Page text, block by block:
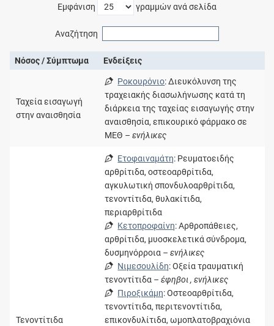
Εμφάνιση γραμμών ανά σελίδα
Αναζήτηση
Νόσος / Σύμπτωμα Ενδείξεις
Ταχεία εισαγωγή
στην αναισθησία
Ροκουρόνιο: Διευκόλυνση της
τραχειακής διασωλήνωσης κατά τη
διάρκεια της ταχείας εισαγωγής στην
αναισθησία, επικουρικό φάρμακο σε
ΜΕΘ – ενήλικες
Τενοντίτιδα
Ετοφαιναμάτη: Ρευματοειδής
αρθρίτιδα, οστεοαρθρίτιδα,
αγκυλωτική σπονδυλοαρθρίτιδα,
τενοντίτιδα, θυλακίτιδα,
περιαρθρίτιδα
Κετοπροφαίνη: Αρθροπάθειες,
αρθρίτιδα, μυοσκελετικά σύνδρομα,
δυσμηνόρροια – ενήλικες
Νιμεσουλίδη: Οξεία τραυματική
τενοντίτιδα – έφηβοι , ενήλικες
Πιροξικάμη: Οστεοαρθρίτιδα,
τενοντίτιδα, περιτενοντίτιδα,
επικονδυλίτιδα, ωμοπλατοβραχιόνια